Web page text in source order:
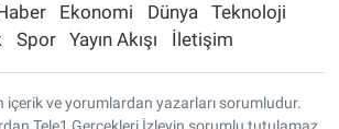
Ekonomi Dünya
Teknoloji
Spor Yayın Akışı İletişim
içerik ve yorumlardan yazarları sorumludur.